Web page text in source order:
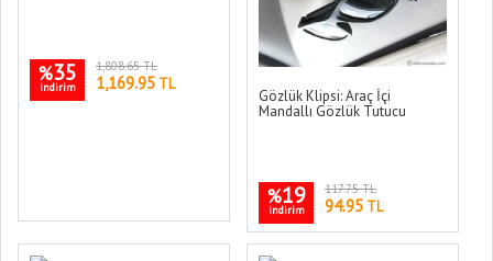
%35
indirim
1,808.65 TL
1,169.95 TL
Gözlük Klipsi: Araç İçi
Mandallı Gözlük Tutucu
%19
indirim
117.75 TL
94.95 TL